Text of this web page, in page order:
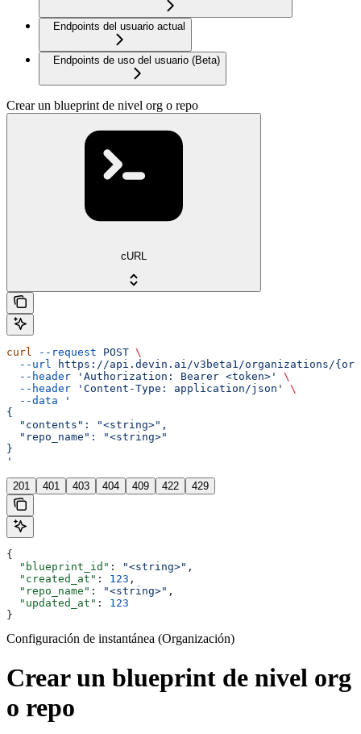
Endpoints del usuario actual
Endpoints de uso del usuario (Beta)
Crear un blueprint de nivel org o repo
cURL
curl --request POST \
  --url
https://api.devin.ai/v3beta1/organizations/
  --header
'Authorization: Bearer <token>'
\
  --header
'Content-Type: application/json'
\
  --data
'
{
  "contents": "<string>",
  "repo_name": "<string>"
}
'
201 401 403 404 409 422 429
{
  "blueprint_id"
: "<string>" ,
  "created_at"
: 123 ,
  "repo_name"
: "<string>" ,
  "updated_at"
: 123
}
Configuración de instantánea (Organización)
Crear un blueprint de nivel org
o repo